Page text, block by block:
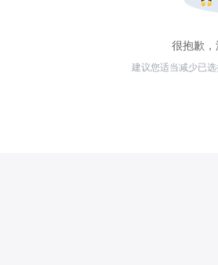
很抱歉
建议您适当减少已